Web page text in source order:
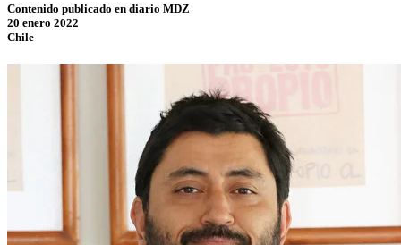
Contenido publicado en diario MDZ
20 enero 2022
Chile